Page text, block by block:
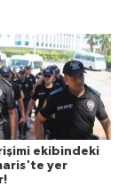
ekibindeki
yer